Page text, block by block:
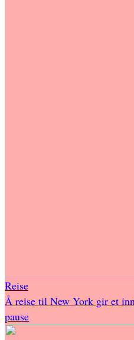
Reise
Å reise til New York gir et
pause